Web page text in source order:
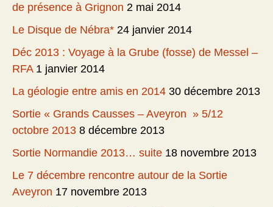
de présence à Grignon 2 mai 2014
Le Disque de Nébra* 24 janvier 2014
Déc 2013 : Voyage à la Grube (fosse) de Messel –
RFA 1 janvier 2014
La géologie entre amis en 2014 30 décembre 2013
Sortie « Grands Causses – Aveyron » 5/12
octobre 2013 8 décembre 2013
Sortie Normandie 2013… suite 18 novembre 2013
Le 7 décembre rencontre autour de la Sortie
Aveyron 17 novembre 2013